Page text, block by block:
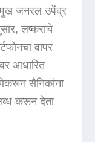
जनरल उपेंद्र
लष्कराचे
वापर
आधारित
सैनिकांना
करून देता